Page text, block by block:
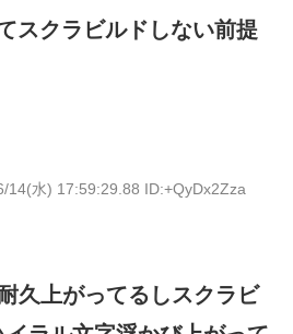
スクラビルドしない前提
14(水) 17:59:29.88 ID:+QyDx2Zza
久上がってるしスクラビ